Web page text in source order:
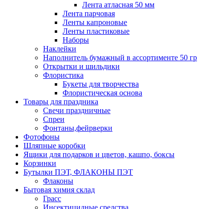
Лента атласная 50 мм
Лента парчовая
Ленты капроновые
Ленты пластиковые
Наборы
Наклейки
Наполнитель бумажный в ассортименте 50 гр
Открытки и шильдики
Флористика
Букеты для творчества
Флористическая основа
Товары для праздника
Свечи праздничные
Спреи
Фонтаны,фейрверки
Фотофоны
Шляпные коробки
Ящики для подарков и цветов, кашпо, боксы
Корзинки
Бутылки ПЭТ, ФЛАКОНЫ ПЭТ
Флаконы
Бытовая химия склад
Грасс